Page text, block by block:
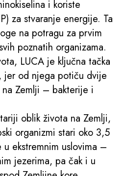
i koriste
za stvaranje energije. Ta
na potragu za prvim
poznatih organizama.
LUCA je ključna tačka
jer od njega potiču dvije
Zemlji – bakterije i
oblik života na Zemlji,
organizmi stari oko 3,5
ekstremnim uslovima –
jezerima, pa čak i u